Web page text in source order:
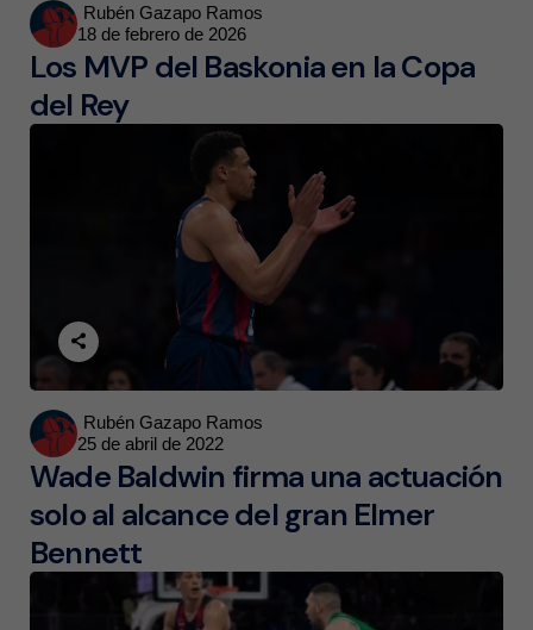
Posted
by
Rubén Gazapo Ramos
18 de febrero de 2026
Los MVP del Baskonia en la Copa
del Rey
Posted
by
Rubén Gazapo Ramos
25 de abril de 2022
Wade Baldwin firma una actuación
solo al alcance del gran Elmer
Bennett